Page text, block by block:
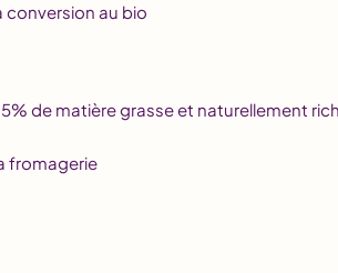
conversion au bio
de matière grasse et naturellement
fromagerie